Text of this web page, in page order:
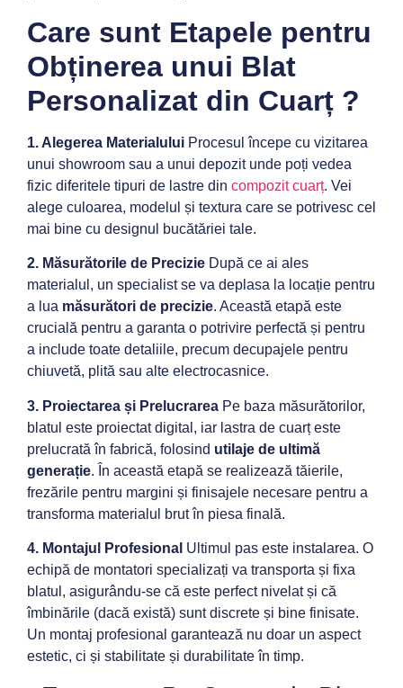
Care sunt Etapele pentru
Obținerea unui Blat
Personalizat din Cuarț ?
1. Alegerea Materialului Procesul începe cu vizitarea
unui showroom sau a unui depozit unde poți vedea
fizic diferitele tipuri de lastre din compozit cuarț. Vei
alege culoarea, modelul și textura care se potrivesc cel
mai bine cu designul bucătăriei tale.
2. Măsurătorile de Precizie După ce ai ales
materialul, un specialist se va deplasa la locație pentru
a lua măsurători de precizie. Această etapă este
crucială pentru a garanta o potrivire perfectă și pentru
a include toate detaliile, precum decupajele pentru
chiuvetă, plită sau alte electrocasnice.
3. Proiectarea și Prelucrarea Pe baza măsurătorilor,
blatul este proiectat digital, iar lastra de cuarț este
prelucrată în fabrică, folosind utilaje de ultimă
generație. În această etapă se realizează tăierile,
frezările pentru margini și finisajele necesare pentru a
transforma materialul brut în piesa finală.
4. Montajul Profesional Ultimul pas este instalarea. O
echipă de montatori specializați va transporta și fixa
blatul, asigurându-se că este perfect nivelat și că
îmbinările (dacă există) sunt discrete și bine finisate.
Un montaj profesional garantează nu doar un aspect
estetic, ci și stabilitate și durabilitate în timp.